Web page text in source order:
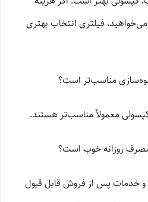
فیلتری انتخاب بهتری
معمولاً مناسب‌تر هستند.
و خدمات پس از فروش قابل قبول